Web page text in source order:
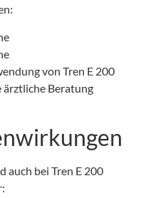
von Tren E 200
ärztliche Beratung
auch bei Tren E 200